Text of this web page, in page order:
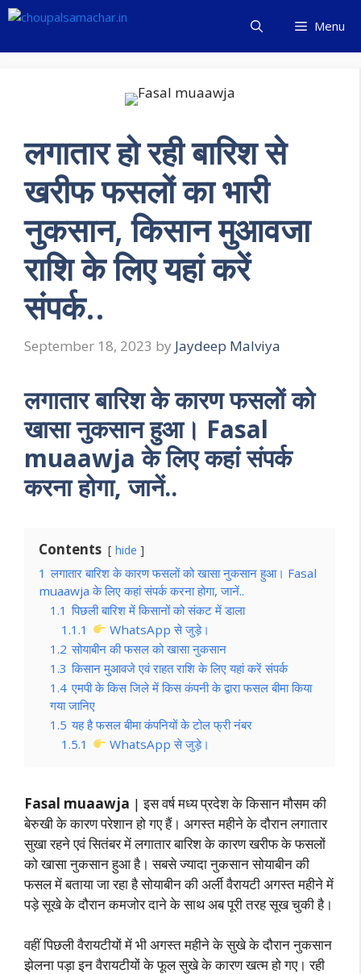
Skip
content
Menu
लगातार हो रही बारिश से
खरीफ फसलों का भारी
नुकसान, किसान मुआवजा
राशि के लिए यहां करें
संपर्क..
September 18, 2023 by Jaydeep Malviya
लगातार बारिश के कारण फसलों को
खासा नुकसान हुआ। Fasal
muaawja के लिए कहां संपर्क
करना होगा, जानें..
Contents hide
1 लगातार बारिश के कारण फसलों को खासा नुकसान हुआ। Fasal
muaawja के लिए कहां संपर्क करना होगा, जानें..
1.1 पिछली बारिश में किसानों को संकट में डाला
1.1.1
WhatsApp से जुड़े।
1.2 सोयाबीन की फसल को खासा नुकसान
1.3 किसान मुआवजे एवं राहत राशि के लिए यहां करें संपर्क
1.4 एमपी के किस जिले में किस कंपनी के द्वारा फसल बीमा किया
गया जानिए
1.5 यह है फसल बीमा कंपनियों के टोल फ्री नंबर
1.5.1
WhatsApp से जुड़े।
Fasal muaawja | इस वर्ष मध्य प्रदेश के किसान मौसम की
बेरुखी के कारण परेशान हो गए हैं। अगस्त महीने के दौरान लगातार
सुखा रहने एवं सितंबर में लगातार बारिश के कारण खरीफ के फसलों
को खासा नुकसान हुआ है। सबसे ज्यादा नुकसान सोयाबीन की
फसल में बताया जा रहा है सोयाबीन की अर्ली वैरायटी अगस्त महीने में
पड़े सूखे के दौरान कमजोर दाने के साथ अब पूरी तरह सूख चुकी है।
वहीं पिछली वैरायटीयों में भी अगस्त महीने के सुखे के दौरान नुकसान
झेलना पड़ा इन वैरायटीयों के फूल सुखे के कारण खत्म हो गए। रही